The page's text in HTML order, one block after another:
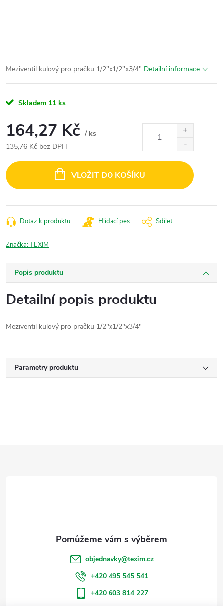
Meziventil kulový pro pračku 1/2"x1/2"x3/4" Detailní informace
Skladem 11 ks
164,27 Kč / ks
135,76 Kč bez DPH
cena:
VLOŽIT DO KOŠÍKU
Dotaz k produktu Hlídací pes Sdílet
Značka:TEXIM
Popis produktu
Detailní popis produktu
Meziventil kulový pro pračku 1/2"x1/2"x3/4"
Parametry produktu
objednavky@texim.cz
+420 495 545 541
+420 603 814 227